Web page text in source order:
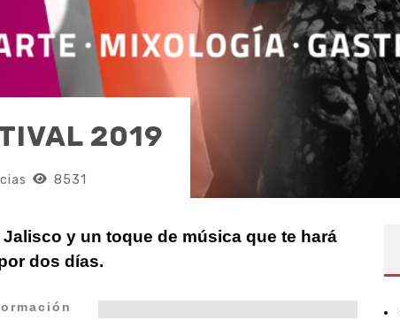
2019
8531
y un toque de música que te hará
dos días.